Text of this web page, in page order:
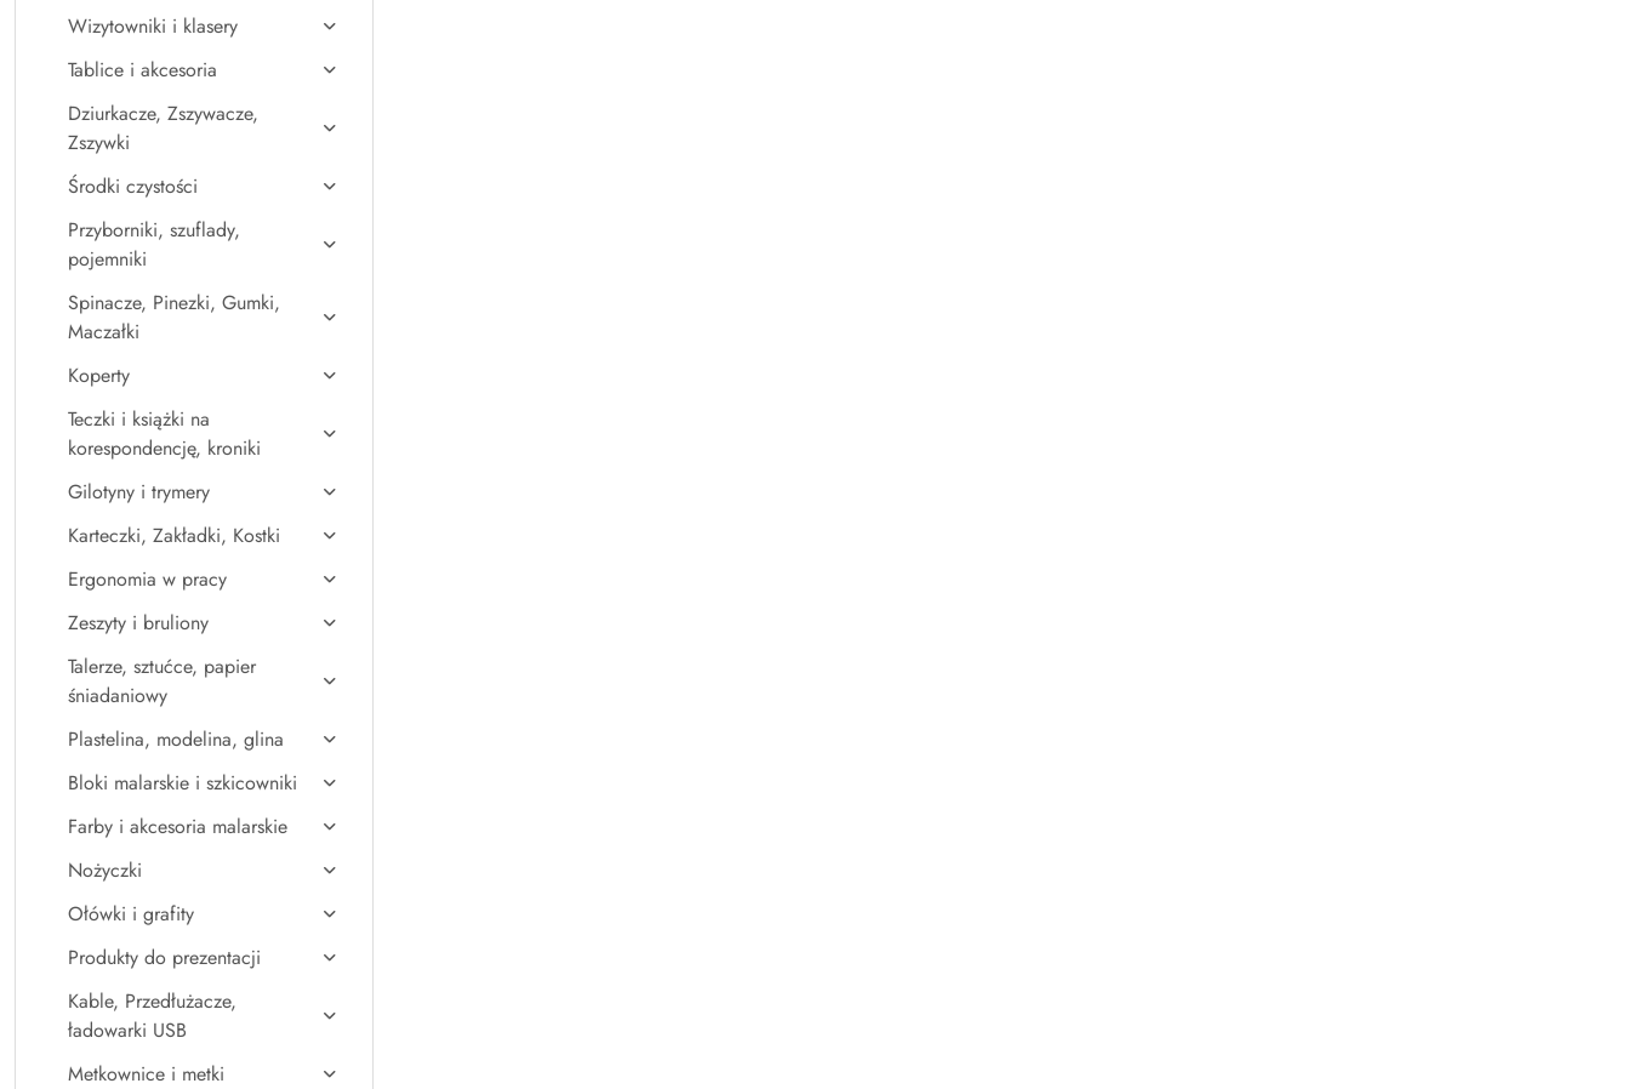
Wizytowniki i klasery
Tablice i akcesoria
Dziurkacze, Zszywacze,
Zszywki
Środki czystości
Przyborniki, szuflady,
pojemniki
Spinacze, Pinezki, Gumki,
Maczałki
Koperty
Teczki i książki na
korespondencję, kroniki
Gilotyny i trymery
Karteczki, Zakładki, Kostki
Ergonomia w pracy
Zeszyty i bruliony
Talerze, sztućce, papier
śniadaniowy
Plastelina, modelina, glina
Bloki malarskie i szkicowniki
Farby i akcesoria malarskie
Nożyczki
Ołówki i grafity
Produkty do prezentacji
Kable, Przedłużacze,
ładowarki USB
Metkownice i metki